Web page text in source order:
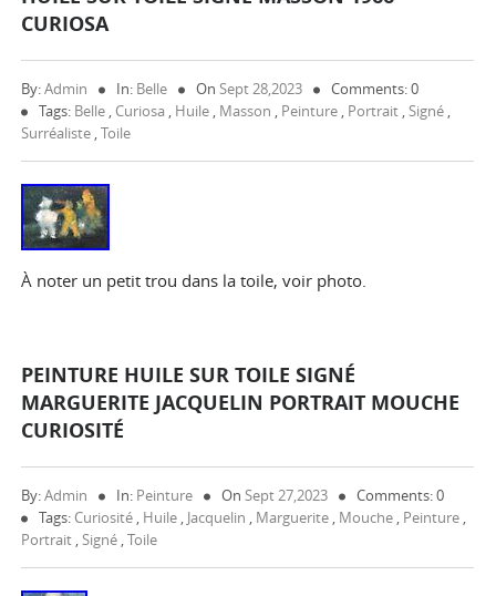
CURIOSA
By:Admin In: Belle OnSept 28,2023
Comments: 0
Tags: Belle , Curiosa , Huile , Masson , Peinture , Portrait ,Signé ,
Surréaliste ,Toile
À noter un petit trou dans la toile, voir photo.
PEINTURE HUILE SUR TOILE SIGNÉ
MARGUERITE JACQUELIN PORTRAIT MOUCHE
CURIOSITÉ
By:Admin In: Peinture OnSept 27,2023
Comments: 0
Tags: Curiosité , Huile , Jacquelin , Marguerite , Mouche , Peinture ,
Portrait ,Signé ,Toile